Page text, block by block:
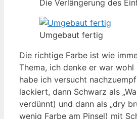
Die Verlängerung des
Umgebaut fertig
Die richtige Farbe ist wie
Thema, ich denke er war wohl
habe ich versucht
lackiert, dann Schwarz als
verdünnt) und dann als „dry
wenig Farbe am Pinsel) mit